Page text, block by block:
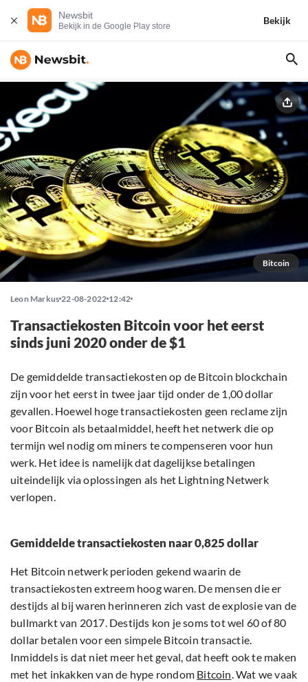
Newsbit
Bekijk in de Google Play store
Bekijk
Bitcoin
Leon Markus 22-08-2022 12:42
Transactiekosten Bitcoin voor het eerst
sinds juni 2020 onder de $1
De gemiddelde transactiekosten op de Bitcoin blockchain
zijn voor het eerst in twee jaar tijd onder de 1,00 dollar
gevallen. Hoewel hoge transactiekosten geen reclame zijn
voor Bitcoin als betaalmiddel, heeft het netwerk die op
termijn wel nodig om miners te compenseren voor hun
werk. Het idee is namelijk dat dagelijkse betalingen
uiteindelijk via oplossingen als het Lightning Netwerk
verlopen.
Gemiddelde transactiekosten naar 0,825 dollar
Het Bitcoin netwerk perioden gekend waarin de
transactiekosten extreem hoog waren. De mensen die er
destijds al bij waren herinneren zich vast de explosie van de
bullmarkt van 2017. Destijds kon je soms tot wel 60 of 80
dollar betalen voor een simpele Bitcoin transactie.
Inmiddels is dat niet meer het geval, dat heeft ook te maken
met het inkakken van de hype rondom Bitcoin. Wat we vaak